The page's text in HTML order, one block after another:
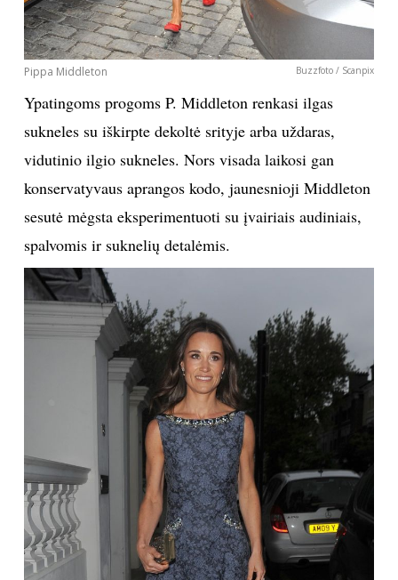
Pippa Middleton Buzzfoto / Scanpix
Ypatingoms progoms P. Middleton renkasi ilgas
sukneles su iškirpte dekoltė srityje arba uždaras,
vidutinio ilgio sukneles. Nors visada laikosi gan
konservatyvaus aprangos kodo, jaunesnioji Middleton
sesutė mėgsta eksperimentuoti su įvairiais audiniais,
spalvomis ir suknelių detalėmis.